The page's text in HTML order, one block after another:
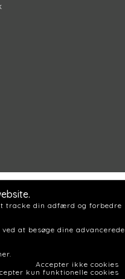
tracke din adfærd og forbedre
at besøge dine advancerede
Accepter ikke cookies
kun funktionelle cookies